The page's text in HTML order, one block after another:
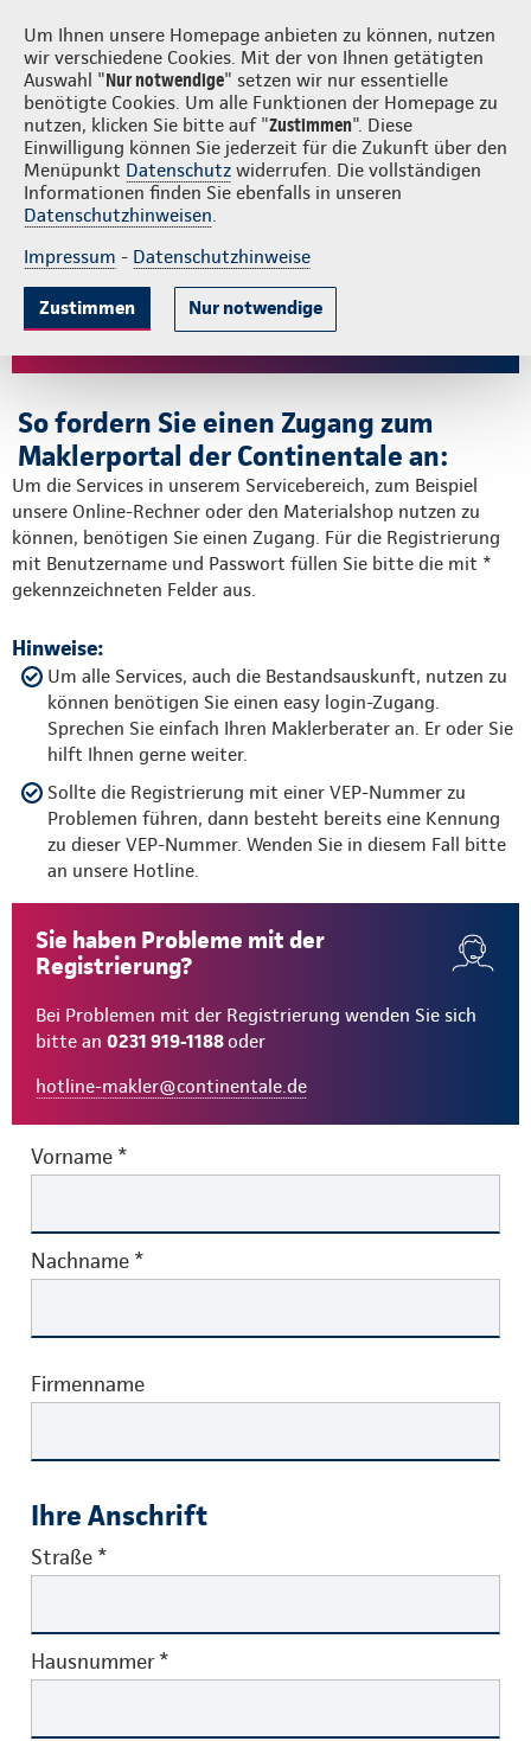
Um Ihnen unsere Homepage anbieten zu können, nutzen
wir verschiedene Cookies. Mit der von Ihnen getätigten
Auswahl "Nur notwendige" setzen wir nur essentielle
benötigte Cookies. Um alle Funktionen der Homepage zu
nutzen, klicken Sie bitte auf "Zustimmen". Diese
Einwilligung können Sie jederzeit für die Zukunft über den
Menüpunkt Datenschutz widerrufen. Die vollständigen
Informationen finden Sie ebenfalls in unseren
Datenschutzhinweisen.
Impressum - Datenschutzhinweise
Zustimmen Nur notwendige
Ihre persönliche
Anmeldung zum
Servicebereich im
Maklerportal der
Continentale
So fordern Sie einen Zugang zum
Maklerportal der Continentale an:
Um die Services in unserem Servicebereich, zum Beispiel
unsere Online-Rechner oder den Materialshop nutzen zu
können, benötigen Sie einen Zugang. Für die Registrierung
mit Benutzername und Passwort füllen Sie bitte die mit *
gekennzeichneten Felder aus.
Hinweise:
Um alle Services, auch die Bestandsauskunft, nutzen zu
können benötigen Sie einen easy login-Zugang.
Sprechen Sie einfach Ihren Maklerberater an. Er oder Sie
hilft Ihnen gerne weiter.
Sollte die Registrierung mit einer VEP-Nummer zu
Problemen führen, dann besteht bereits eine Kennung
zu dieser VEP-Nummer. Wenden Sie in diesem Fall bitte
an unsere Hotline.
Sie haben Probleme mit der
Registrierung?
Bei Problemen mit der Registrierung wenden Sie sich
bitte an 0231 919-1188oder
hotline-makler@continentale.de
Vorname *
Nachname *
Firmenname
Ihre Anschrift
Straße *
Hausnummer*